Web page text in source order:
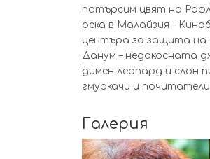
потърсим цвят на
река в Малайзия –
центъра за защита на
Данум – недокосната
димен леопард и слон
гмуркачи и
Галерия